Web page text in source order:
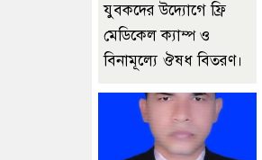
যুবকদের উদ্যোগে ফ্রি
মেডিকেল ক্যাম্প ও
বিনামূল্যে ঔষধ বিতরণ।